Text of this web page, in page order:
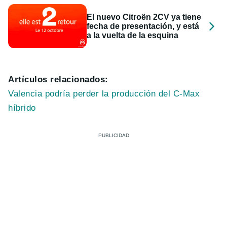
El nuevo Citroën 2CV ya tiene
fecha de presentación, y está
a la vuelta de la esquina
Artículos relacionados:
Valencia podría perder la producción del C-Max
híbrido